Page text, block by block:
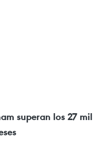
superan los 27 mil